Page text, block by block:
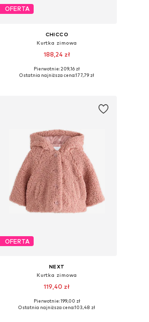
OFERTA
CHICCO
Kurtka zimowa
188,24 zł
Dostępne rozmiary: 104
Pierwotnie: 209,16 zł
Ostatnia najniższa cena:177,79 zł
OFERTA
NEXT
Kurtka zimowa
119,40 zł
Dostępne rozmiary: 104
Pierwotnie: 199,00 zł
Ostatnia najniższa cena:103,48 zł